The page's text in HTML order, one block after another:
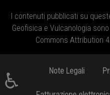
I contenuti pubblicati su
Geofisica e Vulcanologia
Commons Attribution
Note Legali